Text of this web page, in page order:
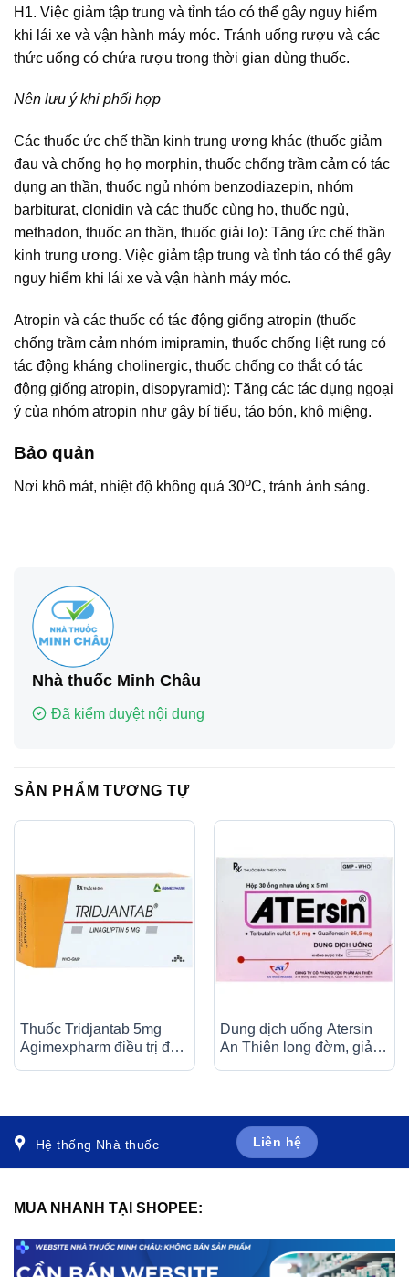
H1. Việc giảm tập trung và tỉnh táo có thể gây nguy hiểm
khi lái xe và vận hành máy móc. Tránh uống rượu và các
thức uống có chứa rượu trong thời gian dùng thuốc.
Nên lưu ý khi phối hợp
Các thuốc ức chế thần kinh trung ương khác (thuốc giảm
đau và chống họ họ morphin, thuốc chống trầm cảm có tác
dụng an thần, thuốc ngủ nhóm benzodiazepin, nhóm
barbiturat, clonidin và các thuốc cùng họ, thuốc ngủ,
methadon, thuốc an thần, thuốc giải lo): Tăng ức chế thần
kinh trung ương. Việc giảm tập trung và tỉnh táo có thể gây
nguy hiểm khi lái xe và vận hành máy móc.
Atropin và các thuốc có tác động giống atropin (thuốc
chống trầm cảm nhóm imipramin, thuốc chống liệt rung có
tác động kháng cholinergic, thuốc chống co thắt có tác
động giống atropin, disopyramid): Tăng các tác dụng ngoại
ý của nhóm atropin như gây bí tiểu, táo bón, khô miệng.
Bảo quản
Nơi khô mát, nhiệt độ không quá 30oC, tránh ánh sáng.
Nhà thuốc Minh Châu
Đã kiểm duyệt nội dung
SẢN PHẨM TƯƠNG TỰ
Thuốc Tridjantab 5mg
Agimexpharm điều trị đái
Dung dịch uống Atersin
An Thiên long đờm, giảm
Hệ thống Nhà thuốc Liên hệ
MUA NHANH TẠI SHOPEE: